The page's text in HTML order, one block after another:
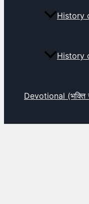
History
History
Devotional (भक्ति